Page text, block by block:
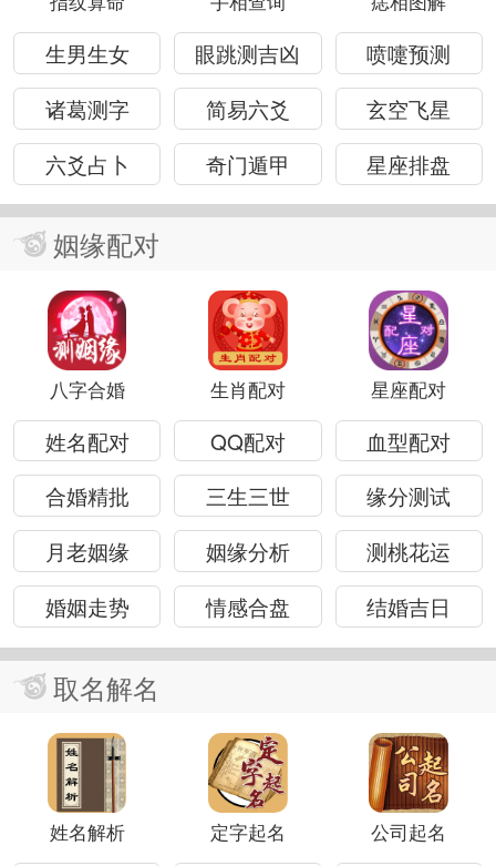
生男生女 眼跳测吉凶
喷嚏预测
诸葛测字
简易六爻
玄空飞星
六爻占卜
奇门遁甲 星座排盘
姻缘配对
八字合婚 生肖配对 星座配对
姓名配对 QQ配对
血型配对
合婚精批
三生三世
缘分测试
月老姻缘
姻缘分析
测桃花运
婚姻走势
情感合盘 结婚吉日
取名解名
姓名解析 定字起名 公司起名